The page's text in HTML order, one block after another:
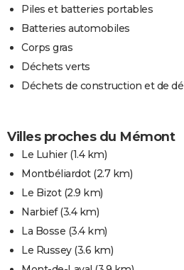
Piles et batteries portables
Batteries automobiles
Corps gras
Déchets verts
Déchets de construction et de
Villes proches du Mémont
Le Luhier(1.4 km)
Montbéliardot(2.7 km)
Le Bizot(2.9 km)
Narbief(3.4 km)
La Bosse (3.4 km)
Le Russey(3.6 km)